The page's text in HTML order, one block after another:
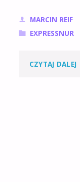
MARCIN REIF
EXPRESSNUR
CZYTAJ DALEJ